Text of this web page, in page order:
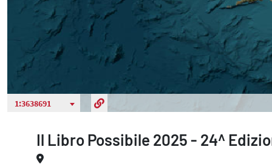
Il Libro Possibile 2025 - 24^